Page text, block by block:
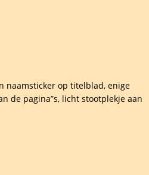
naamsticker op titelblad, enige
de pagina”s, licht stootplekje aan